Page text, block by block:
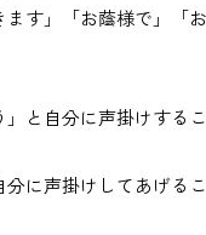
す」「お蔭様で」「
と自分に声掛けする
に声掛けしてあげる